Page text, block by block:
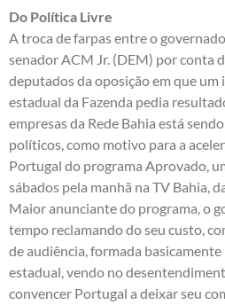
Do Política Livre
A troca de farpas entre o
senador ACM Jr. (DEM) por conta
deputados da oposição em que
estadual da Fazenda pedia
empresas da Rede Bahia está
políticos, como motivo para a
Portugal do programa Aprovado,
sábados pela manhã na TV Bahia,
Maior anunciante do programa, o
tempo reclamando do seu custo,
de audiência, formada
estadual, vendo no
convencer Portugal a deixar seu